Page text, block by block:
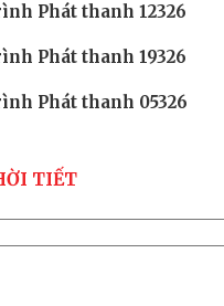
Phát thanh 12326
Phát thanh 19326
Phát thanh 05326
TIẾT